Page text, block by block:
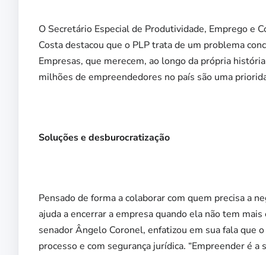
O Secretário Especial de Produtividade, Emprego e
Costa destacou que o PLP trata de um problema
Empresas, que merecem, ao longo da própria
milhões de empreendedores no país são uma
Soluções e desburocratização
Pensado de forma a colaborar com quem precisa a
ajuda a encerrar a empresa quando ela não tem
senador Ângelo Coronel, enfatizou em sua fala que
processo e com segurança jurídica. “Empreender é